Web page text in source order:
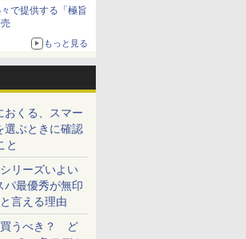
で提供する「極旨
もっと見る
おくる、スマー
選ぶときに確認
と
シリーズいよい
パ最優秀が無印
言える理由
買うべき？ ど